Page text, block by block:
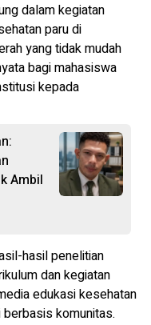
dalam kegiatan
paru di
yang tidak mudah
bagi mahasiswa
kepada
Ambil
hasil penelitian
dan kegiatan
edukasi kesehatan
komunitas.